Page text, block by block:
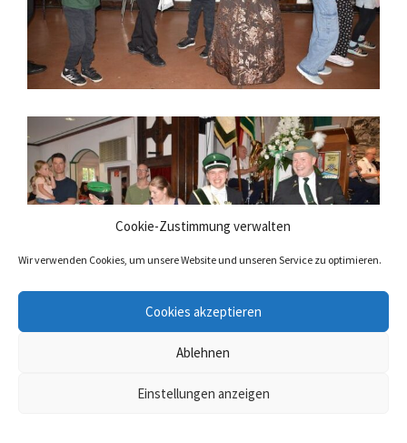
Cookie-Zustimmung verwalten
Wir verwenden Cookies, um unsere Website und unseren Service zu optimieren.
Cookies akzeptieren
Ablehnen
Einstellungen anzeigen